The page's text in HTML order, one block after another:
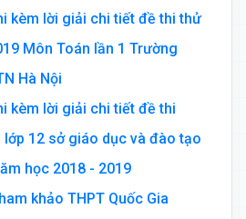
kèm lời giải chi tiết đề thi thử
Môn Toán lần 1 Trường
Hà Nội
kèm lời giải chi tiết đề thi
lớp 12 sở giáo dục và đào tạo
học 2018 - 2019
khảo THPT Quốc Gia